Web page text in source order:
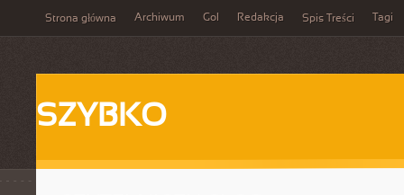
Strona główna Archiwum Gol Redakcja Spis Treści Tagi
SZYBKO